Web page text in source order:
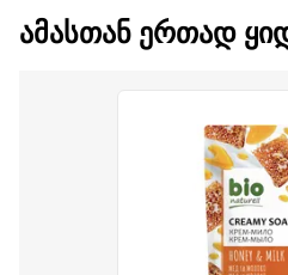
ᲐᲛᲐᲡᲗᲐᲜ ᲔᲠᲗᲐᲓ